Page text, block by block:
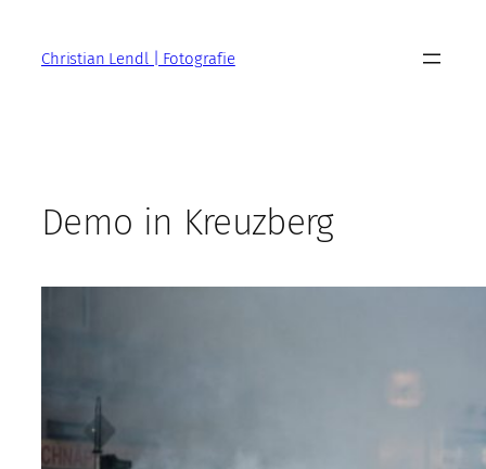
springenChristian Lendl | Fotografie
Demo in Kreuzberg